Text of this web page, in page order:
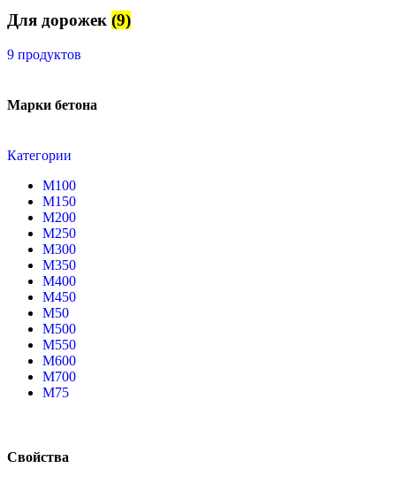
Для дорожек (9)
9 продуктов
Марки бетона
Категории
М100
М150
М200
М250
М300
М350
М400
М450
М50
М500
М550
М600
М700
М75
Свойства